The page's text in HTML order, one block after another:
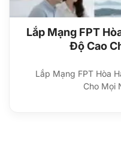
Lắp Mạng FPT
Độ Cao
Lắp Mạng FPT Hòa
Cho Mọi